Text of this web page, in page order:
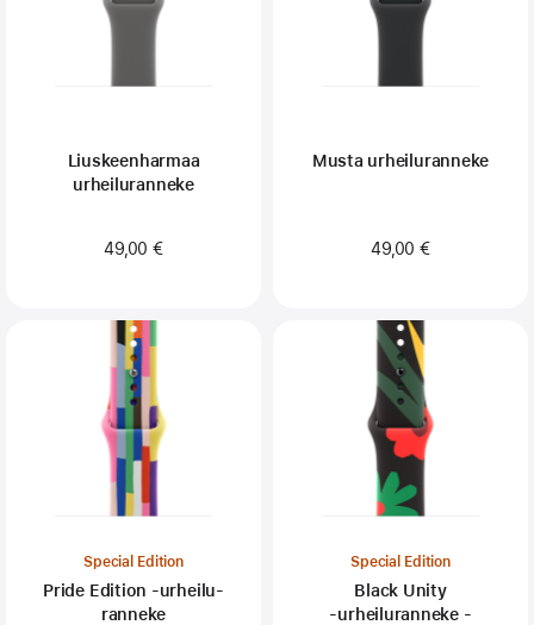
Liuskeenharmaa
urheiluranneke
49,00 €
Musta urheiluranneke
49,00 €
Special Edition
Pride Edition ‑urheilu­
ranneke
Special Edition
Black Unity
‑urheiluranneke -